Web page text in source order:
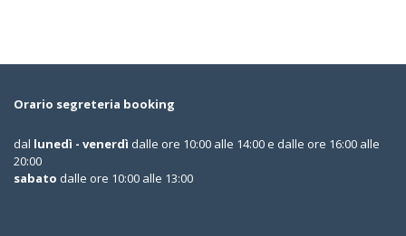
Orario segreteria booking
dal lunedì - venerdì dalle ore 10:00 alle 14:00 e dalle ore 16:00 alle
20:00
sabato dalle ore 10:00 alle 13:00